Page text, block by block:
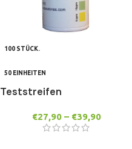
100 STÜCK.
50 EINHEITEN
Teststreifen
€27,90 – €39,90